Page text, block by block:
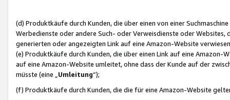
(d) Produktkäufe durch Kunden, die über einen von einer
Werbedienste oder andere Such- oder Verweisdienste oder Websites,
generierten oder angezeigten Link auf eine Amazon-Website
(e) Produktkäufe durch Kunden, die über einen Link auf eine
auf eine Amazon-Website umleitet, ohne dass der Kunde auf der
müsste (eine „ Umleitung“);
(f) Produktkäufe durch Kunden, die die für eine Amazon-Website